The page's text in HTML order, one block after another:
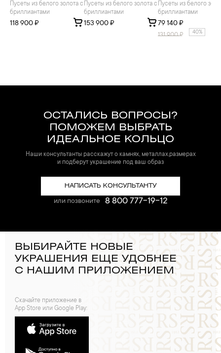
Пусеты из белого золота с
бриллиантами
118 900 ₽
Пусеты из белого золота с
бриллиантами
153 900 ₽
Пусеты из белого золота с
бриллиантами
79 140 ₽
131 900₽ 40%
ОСТАЛИСЬ ВОПРОСЫ?
ПОМОЖЕМ ВЫБРАТЬ
ИДЕАЛЬНОЕ КОЛЬЦО
Наши консультанты расскажут о камнях, металлах,размерах
и подберут украшение под ваш образ
НАПИСАТЬ КОНСУЛЬТАНТУ
или позвоните 8 800 777-19-12
ВЫБИРАЙТЕ НОВЫЕ
УКРАШЕНИЯ ЕЩЕ УДОБНЕЕ
С НАШИМ ПРИЛОЖЕНИЕМ
Скачайте приложение в
App Store или Google Play: